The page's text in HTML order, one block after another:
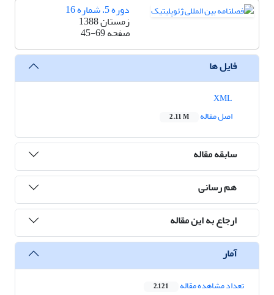
دوره 5، شماره 16
زمستان 1388
صفحه45-69
فایل ها
اصل مقاله
2.11 M
سابقه مقاله
هم رسانی
ارجاع به این مقاله
آمار
تعداد مشاهده مقاله 2,121